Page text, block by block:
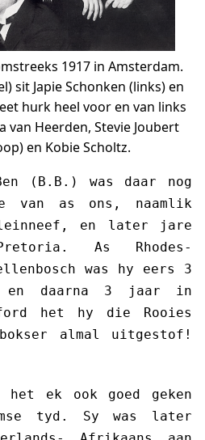
1917 in Amsterdam.
sit Japie Schonken (links) en
hurk heel voor en van links
van Heerden, Stevie Joubert
en Kobie Scholtz.
(B.B.) was daar nog
van as ons, naamlik
en later jare
As Rhodes-
was hy eers 3
en daarna 3 jaar in
het hy die Rooies
almal uitgestof!
het ek ook goed geken
tyd. Sy was later